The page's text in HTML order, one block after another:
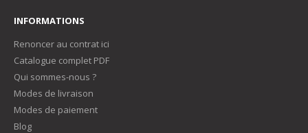
INFORMATIONS
Renoncer au contrat ici
Catalogue complet PDF
Qui sommes-nous ?
Modes de livraison
Modes de paiement
Blog